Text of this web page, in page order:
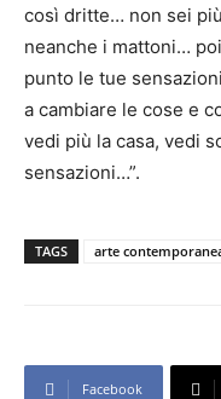
così dritte… non sei
neanche i mattoni…
punto le tue
a cambiare le cose e
vedi più la casa, vedi
sensazioni…”.
TAGS arte
Facebook